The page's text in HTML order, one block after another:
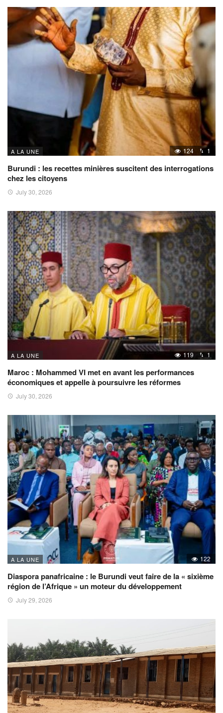
A LA UNE 124 1
Burundi : les recettes minières suscitent des interrogations
chez les citoyens
July 30, 2026
A LA UNE 119 1
Maroc : Mohammed VI met en avant les performances
économiques et appelle à poursuivre les réformes
July 30, 2026
A LA UNE 122
Diaspora panafricaine : le Burundi veut faire de la « sixième
région de l’Afrique » un moteur du développement
July 29, 2026